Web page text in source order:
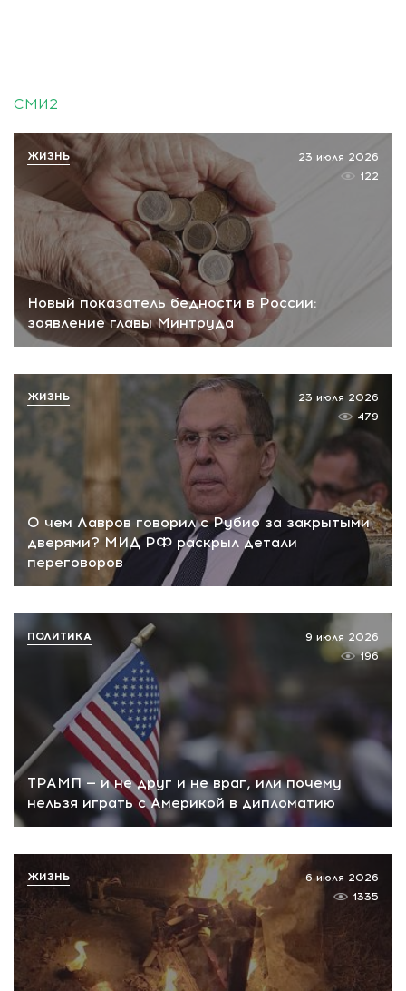
СМИ2
Новый показатель бедности в России:
заявление главы Минтруда
23 июля 2026
122
ЖИЗНЬ
О чем Лавров говорил с Рубио за закрытыми
дверями? МИД РФ раскрыл детали
переговоров
23 июля 2026
479
ЖИЗНЬ
ТРАМП — и не друг и не враг, или почему
нельзя играть с Америкой в дипломатию
9 июля 2026
196
ПОЛИТИКА
6 июля 2026
1335
ЖИЗНЬ